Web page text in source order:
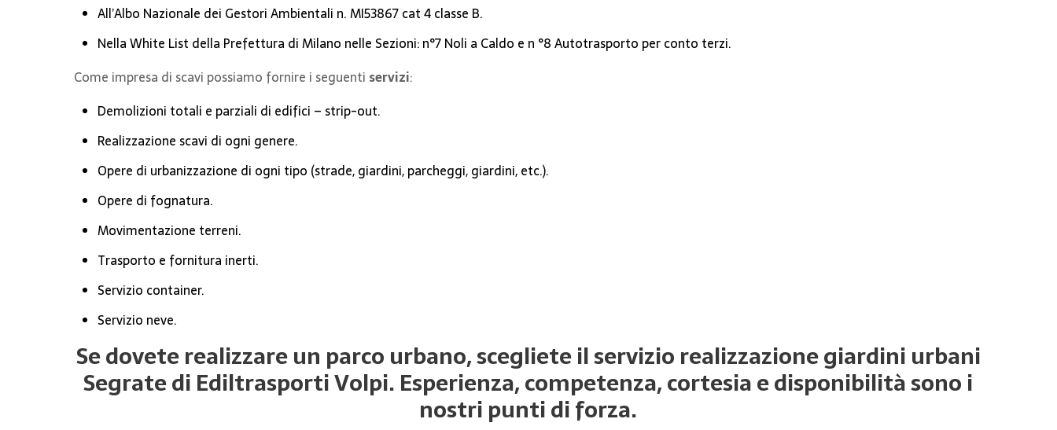
All’Albo Nazionale dei Gestori Ambientali n. MI53867 cat 4 classe B.
Nella White List della Prefettura di Milano nelle Sezioni: n°7 Noli a Caldo e n °8 Autotrasporto per conto terzi.
Come impresa di scavi possiamo fornire i seguenti servizi:
Demolizioni totali e parziali di edifici – strip-out.
Realizzazione scavi di ogni genere.
Opere di urbanizzazione di ogni tipo (strade, giardini, parcheggi, giardini, etc.).
Opere di fognatura.
Movimentazione terreni.
Trasporto e fornitura inerti.
Servizio container.
Servizio neve.
Se dovete realizzare un parco urbano, scegliete il servizio realizzazione giardini urbani
Segrate di Ediltrasporti Volpi. Esperienza, competenza, cortesia e disponibilità sono i
nostri punti di forza.